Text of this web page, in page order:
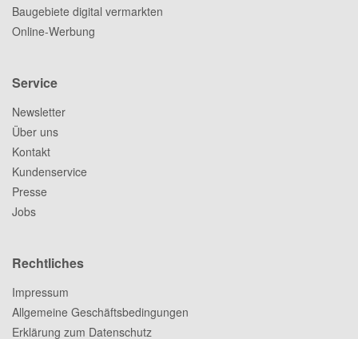
Baugebiete digital vermarkten
Online-Werbung
Service
Newsletter
Über uns
Kontakt
Kundenservice
Presse
Jobs
Rechtliches
Impressum
Allgemeine Geschäftsbedingungen
Erklärung zum Datenschutz